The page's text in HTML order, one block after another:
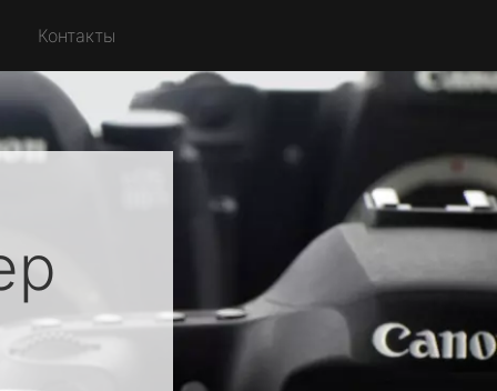
Контакты